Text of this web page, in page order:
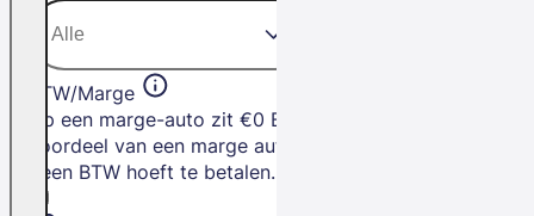
BTW/Marge
Op een marge-auto zit €0 BTW. Het
voordeel van een marge auto is dat je
geen BTW hoeft te betalen.